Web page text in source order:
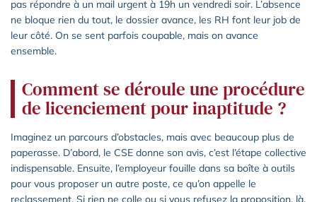
pas répondre à un mail urgent à 19h un vendredi soir. L’absence
ne bloque rien du tout, le dossier avance, les RH font leur job de
leur côté. On se sent parfois coupable, mais on avance
ensemble.
Comment se déroule une procédure
de licenciement pour inaptitude ?
Imaginez un parcours d’obstacles, mais avec beaucoup plus de
paperasse. D’abord, le CSE donne son avis, c’est l’étape collective
indispensable. Ensuite, l’employeur fouille dans sa boîte à outils
pour vous proposer un autre poste, ce qu’on appelle le
reclassement. Si rien ne colle ou si vous refusez la proposition, là,